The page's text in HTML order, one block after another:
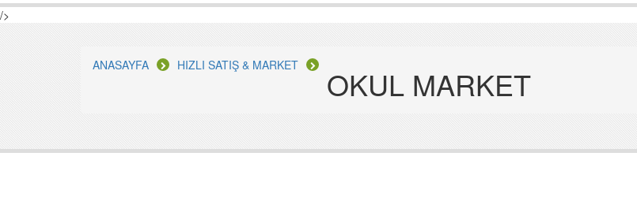
/>
ANASAYFA HIZLI SATIŞ & MARKET OKUL MARKET